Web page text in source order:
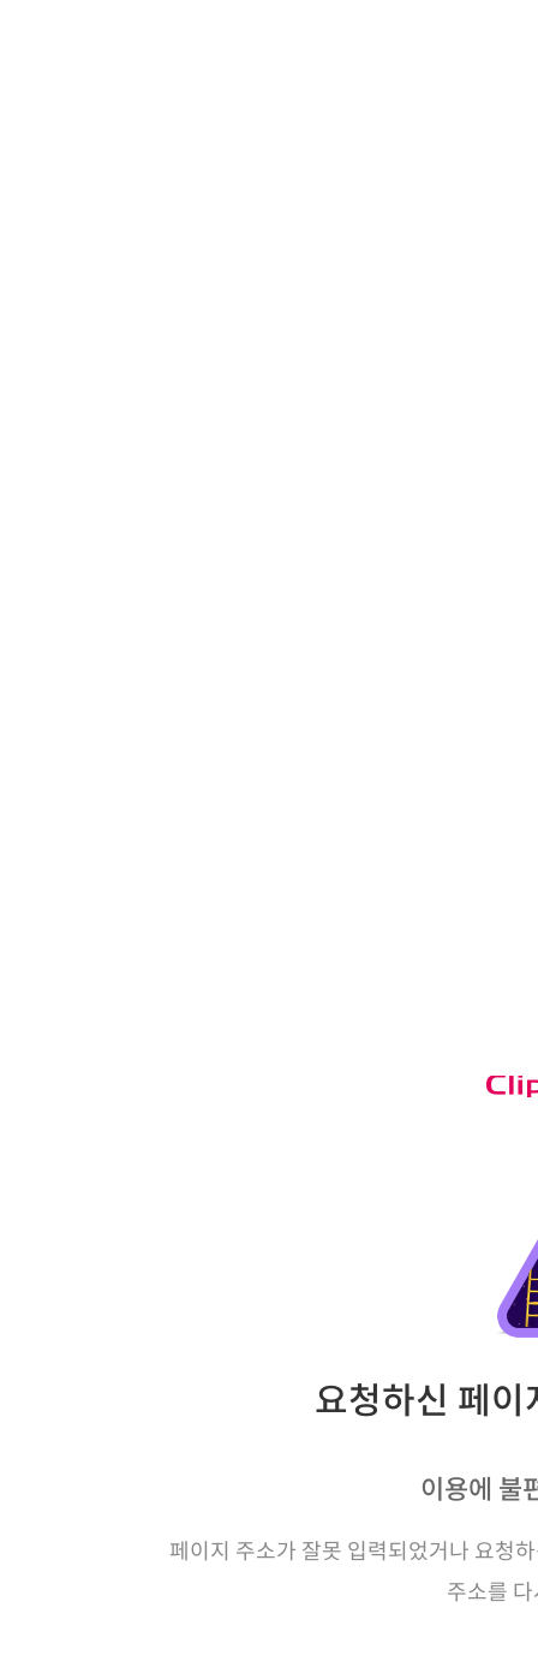
요청하신 페
이용에 불
페이지 주소가 잘못 입력되었거나 요청
주소를